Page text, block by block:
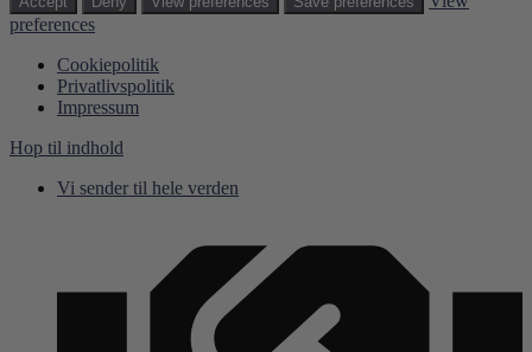
preferences
Cookiepolitik
Privatlivspolitik
Impressum
Hop til indhold
Vi sender til hele verden